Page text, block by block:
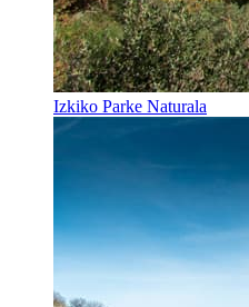
Izkiko Parke Naturala